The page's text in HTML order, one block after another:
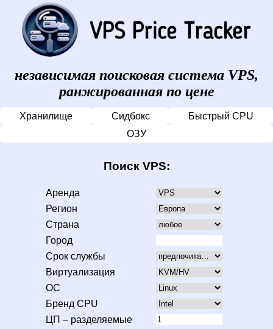
независимая поисковая система VPS,
ранжированная по цене
Хранилище Сидбокс
Быстрый CPU
ОЗУ
Поиск VPS:
Аренда
Регион
Страна
Город
Срок службы
Виртуализация
ОС
Бренд CPU
ЦП – разделяемые